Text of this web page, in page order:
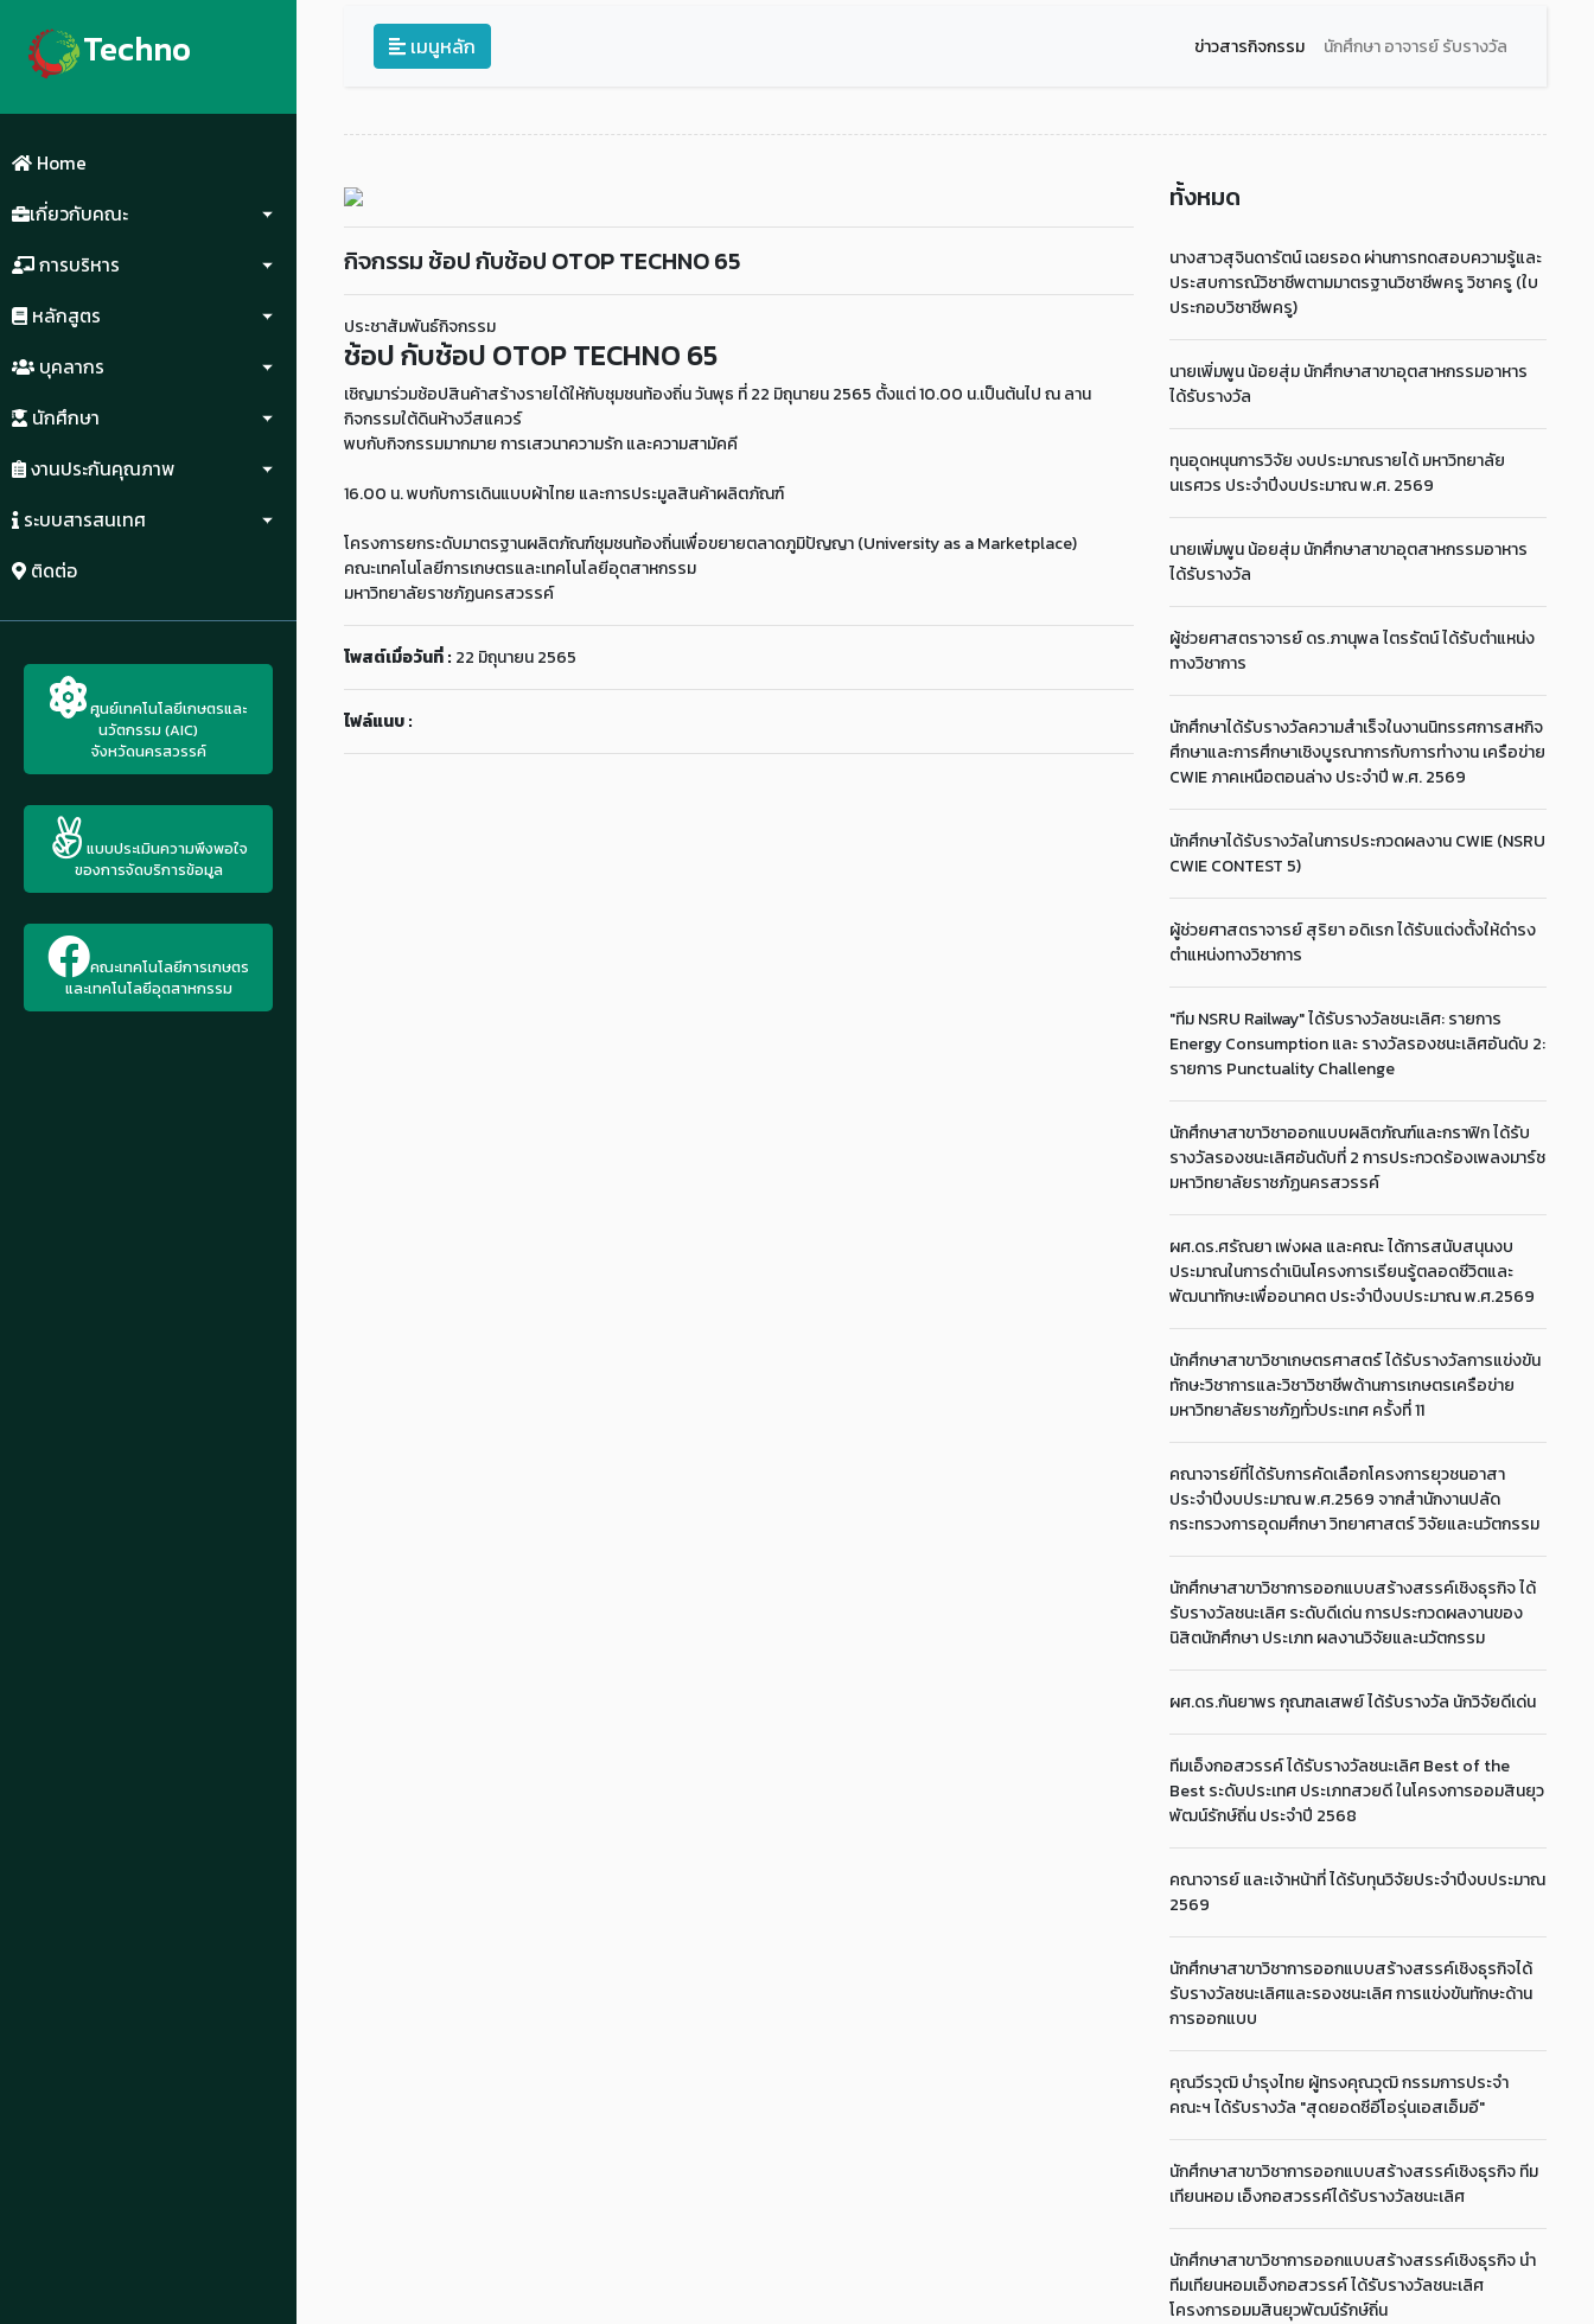
Techno
Home
เกี่ยวกับคณะ
การบริหาร
หลักสูตร
บุคลากร
นักศึกษา
งานประกันคุณภาพ
ระบบสารสนเทศ
ติดต่อ
ศูนย์เทคโนโลยีเกษตรและ
นวัตกรรม (AIC)
จังหวัดนครสวรรค์
แบบประเมินความพึงพอใจ
ของการจัดบริการข้อมูล
คณะเทคโนโลยีการเกษตร
และเทคโนโลยีอุตสาหกรรม
เมนูหลัก ข่าวสารกิจกรรม นักศึกษา อาจารย์ รับรางวัล
กิจกรรม ช้อป กับช้อป OTOP TECHNO 65
ประชาสัมพันธ์กิจกรรม
ช้อป กับช้อป OTOP TECHNO 65
เชิญมาร่วมช้อปสินค้าสร้างรายได้ให้กับชุมชนท้องถิ่น วันพุธ ที่ 22 มิถุนายน 2565 ตั้งแต่ 10.00 น.เป็นต้นไป ณ ลาน
กิจกรรมใต้ดินห้างวีสแควร์
พบกับกิจกรรมมากมาย การเสวนาความรัก และความสามัคคี
16.00 น. พบกับการเดินแบบผ้าไทย และการประมูลสินค้าผลิตภัณฑ์
โครงการยกระดับมาตรฐานผลิตภัณฑ์ชุมชนท้องถิ่นเพื่อขยายตลาดภูมิปัญญา (University as a Marketplace)
คณะเทคโนโลยีการเกษตรและเทคโนโลยีอุตสาหกรรม
มหาวิทยาลัยราชภัฏนครสวรรค์
โพสต์เมื่อวันที่ : 22 มิถุนายน 2565
ไฟล์แนบ :
ทั้งหมด
นางสาวสุจินดารัตน์ เฉยรอด ผ่านการทดสอบความรู้และ
ประสบการณ์วิชาชีพตามมาตรฐานวิชาชีพครู วิชาครู (ใบ
ประกอบวิชาชีพครู)
นายเพิ่มพูน น้อยสุ่ม นักศึกษาสาขาอุตสาหกรรมอาหาร
ได้รับรางวัล
ทุนอุดหนุนการวิจัย งบประมาณรายได้ มหาวิทยาลัย
นเรศวร ประจำปีงบประมาณ พ.ศ. 2569
นายเพิ่มพูน น้อยสุ่ม นักศึกษาสาขาอุตสาหกรรมอาหาร
ได้รับรางวัล
ผู้ช่วยศาสตราจารย์ ดร.ภานุพล ไตรรัตน์ ได้รับตำแหน่ง
ทางวิชาการ
นักศึกษาได้รับรางวัลความสำเร็จในงานนิทรรศการสหกิจ
ศึกษาและการศึกษาเชิงบูรณาการกับการทำงาน เครือข่าย
CWIE ภาคเหนือตอนล่าง ประจำปี พ.ศ. 2569
นักศึกษาได้รับรางวัลในการประกวดผลงาน CWIE (NSRU
CWIE CONTEST 5)
ผู้ช่วยศาสตราจารย์ สุริยา อดิเรก ได้รับแต่งตั้งให้ดำรง
ตำแหน่งทางวิชาการ
"ทีม NSRU Railway" ได้รับรางวัลชนะเลิศ: รายการ
Energy Consumption และ รางวัลรองชนะเลิศอันดับ 2:
รายการ Punctuality Challenge
นักศึกษาสาขาวิชาออกแบบผลิตภัณฑ์และกราฟิก ได้รับ
รางวัลรองชนะเลิศอันดับที่ 2 การประกวดร้องเพลงมาร์ช
มหาวิทยาลัยราชภัฏนครสวรรค์
ผศ.ดร.ศรัณยา เพ่งผล และคณะ ได้การสนับสนุนงบ
ประมาณในการดำเนินโครงการเรียนรู้ตลอดชีวิตและ
พัฒนาทักษะเพื่ออนาคต ประจำปีงบประมาณ พ.ศ.2569
นักศึกษาสาขาวิชาเกษตรศาสตร์ ได้รับรางวัลการแข่งขัน
ทักษะวิชาการและวิชาวิชาชีพด้านการเกษตรเครือข่าย
มหาวิทยาลัยราชภัฏทั่วประเทศ ครั้งที่ 11
คณาจารย์ที่ได้รับการคัดเลือกโครงการยุวชนอาสา
ประจำปีงบประมาณ พ.ศ.2569 จากสำนักงานปลัด
กระทรวงการอุดมศึกษา วิทยาศาสตร์ วิจัยและนวัตกรรม
นักศึกษาสาขาวิชาการออกแบบสร้างสรรค์เชิงธุรกิจ ได้
รับรางวัลชนะเลิศ ระดับดีเด่น การประกวดผลงานของ
นิสิตนักศึกษา ประเภท ผลงานวิจัยและนวัตกรรม
ผศ.ดร.กันยาพร กุณฑลเสพย์ ได้รับรางวัล นักวิจัยดีเด่น
ทีมเอ็งกอสวรรค์ ได้รับรางวัลชนะเลิศ Best of the
Best ระดับประเทศ ประเภทสวยดี ในโครงการออมสินยุว
พัฒน์รักษ์ถิ่น ประจำปี 2568
คณาจารย์ และเจ้าหน้าที่ ได้รับทุนวิจัยประจำปีงบประมาณ
2569
นักศึกษาสาขาวิชาการออกแบบสร้างสรรค์เชิงธุรกิจได้
รับรางวัลชนะเลิศและรองชนะเลิศ การแข่งขันทักษะด้าน
การออกแบบ
คุณวีรวุฒิ บำรุงไทย ผู้ทรงคุณวุฒิ กรรมการประจำ
คณะฯ ได้รับรางวัล "สุดยอดซีอีโอรุ่นเอสเอ็มอี"
นักศึกษาสาขาวิชาการออกแบบสร้างสรรค์เชิงธุรกิจ ทีม
เทียนหอม เอ็งกอสวรรค์ได้รับรางวัลชนะเลิศ
นักศึกษาสาขาวิชาการออกแบบสร้างสรรค์เชิงธุรกิจ นำ
ทีมเทียนหอมเอ็งกอสวรรค์ ได้รับรางวัลชนะเลิศ
โครงการอมมสินยุวพัฒน์รักษ์ถิ่น